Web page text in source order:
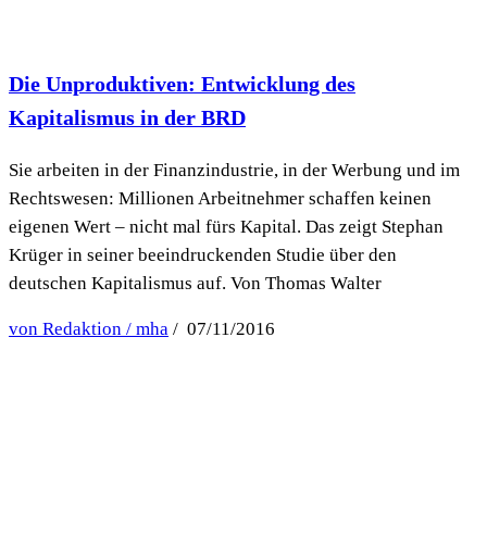
Die Unproduktiven: Entwicklung des
Kapitalismus in der BRD
Sie arbeiten in der Finanzindustrie, in der Werbung und im
Rechtswesen: Millionen Arbeitnehmer schaffen keinen
eigenen Wert – nicht mal fürs Kapital. Das zeigt Stephan
Krüger in seiner beeindruckenden Studie über den
deutschen Kapitalismus auf. Von Thomas Walter
von Redaktion / mha / 07/11/2016